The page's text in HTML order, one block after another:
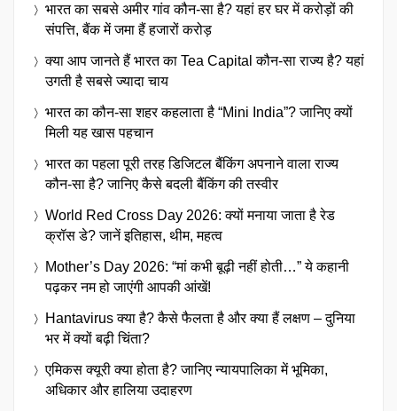
भारत का सबसे अमीर गांव कौन-सा है? यहां हर घर में करोड़ों की
संपत्ति, बैंक में जमा हैं हजारों करोड़
क्या आप जानते हैं भारत का Tea Capital कौन-सा राज्य है? यहां
उगती है सबसे ज्यादा चाय
भारत का कौन-सा शहर कहलाता है “Mini India”? जानिए क्यों
मिली यह खास पहचान
भारत का पहला पूरी तरह डिजिटल बैंकिंग अपनाने वाला राज्य
कौन-सा है? जानिए कैसे बदली बैंकिंग की तस्वीर
World Red Cross Day 2026: क्यों मनाया जाता है रेड
क्रॉस डे? जानें इतिहास, थीम, महत्व
Mother’s Day 2026: “मां कभी बूढ़ी नहीं होती…” ये कहानी
पढ़कर नम हो जाएंगी आपकी आंखें!
Hantavirus क्या है? कैसे फैलता है और क्या हैं लक्षण – दुनिया
भर में क्यों बढ़ी चिंता?
एमिकस क्यूरी क्या होता है? जानिए न्यायपालिका में भूमिका,
अधिकार और हालिया उदाहरण